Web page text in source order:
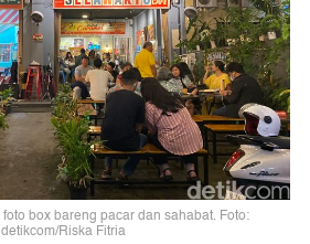
box bareng pacar dan sahabat. Foto:
detikcom/Riska Fitria